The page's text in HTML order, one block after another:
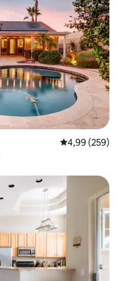
5 üzerinden
4,99 (259)